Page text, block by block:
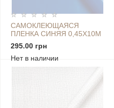
САМОКЛЕЮЩАЯСЯ
ПЛЕНКА СИНЯЯ 0,45Х10М
SW-00000823
295.00 грн
Нет в наличии